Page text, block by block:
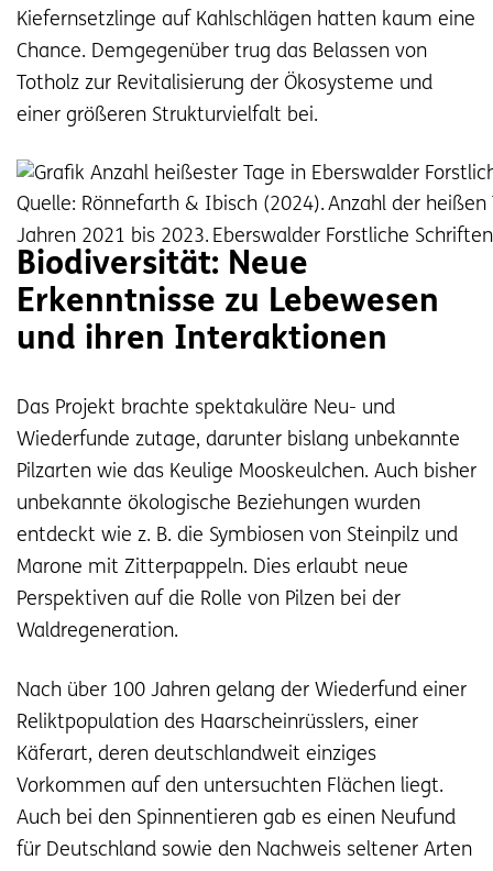
Kiefernsetzlinge auf Kahlschlägen hatten kaum eine
Chance. Demgegenüber trug das Belassen von
Totholz zur Revitalisierung der Ökosysteme und
einer größeren Strukturvielfalt bei.
Quelle: Rönnefarth & Ibisch (2024). Anzahl der
Jahren 2021 bis 2023. Eberswalder Forstliche
Biodiversität: Neue
Erkenntnisse zu Lebewesen
und ihren Interaktionen
Das Projekt brachte spektakuläre Neu- und
Wiederfunde zutage, darunter bislang unbekannte
Pilzarten wie das Keulige Mooskeulchen. Auch bisher
unbekannte ökologische Beziehungen wurden
entdeckt wie z. B. die Symbiosen von Steinpilz und
Marone mit Zitterpappeln. Dies erlaubt neue
Perspektiven auf die Rolle von Pilzen bei der
Waldregeneration.
Nach über 100 Jahren gelang der Wiederfund einer
Reliktpopulation des Haarscheinrüsslers, einer
Käferart, deren deutschlandweit einziges
Vorkommen auf den untersuchten Flächen liegt.
Auch bei den Spinnentieren gab es einen Neufund
für Deutschland sowie den Nachweis seltener Arten